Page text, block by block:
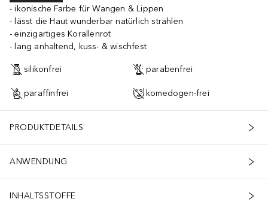
ikonische Farbe für Wangen & Lippen
lässt die Haut wunderbar natürlich strahlen
einzigartiges Korallenrot
lang anhaltend, kuss- & wischfest
silikonfrei parabenfrei
paraffinfrei komedogen-frei
PRODUKTDETAILS
ANWENDUNG
INHALTSSTOFFE